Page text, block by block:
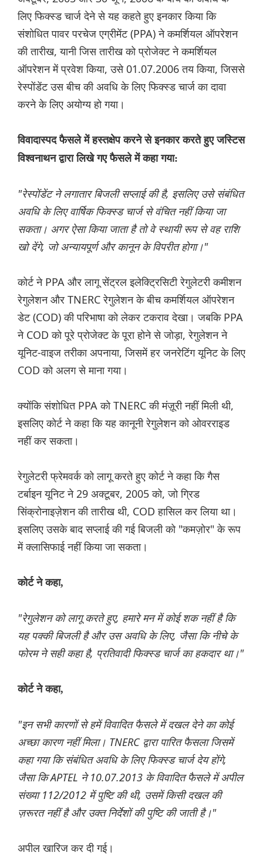
लिए फिक्स्ड चार्ज देने से यह कहते हुए इनकार किया कि
संशोधित पावर परचेज एग्रीमेंट (PPA) ने कमर्शियल ऑपरेशन
की तारीख, यानी जिस तारीख को प्रोजेक्ट ने कमर्शियल
ऑपरेशन में प्रवेश किया, उसे 01.07.2006 तय किया, जिससे
रेस्पोंडेंट उस बीच की अवधि के लिए फिक्स्ड चार्ज का दावा
करने के लिए अयोग्य हो गया।
विवादास्पद फैसले में हस्तक्षेप करने से इनकार करते हुए जस्टिस
विश्वनाथन द्वारा लिखे गए फैसले में कहा गया:
"रेस्पोंडेंट ने लगातार बिजली सप्लाई की है, इसलिए उसे संबंधित
अवधि के लिए वार्षिक फिक्स्ड चार्ज से वंचित नहीं किया जा
सकता। अगर ऐसा किया जाता है तो वे स्थायी रूप से वह राशि
खो देंगे, जो अन्यायपूर्ण और कानून के विपरीत होगा।"
कोर्ट ने PPA और लागू सेंट्रल इलेक्ट्रिसिटी रेगुलेटरी कमीशन
रेगुलेशन और TNERC रेगुलेशन के बीच कमर्शियल ऑपरेशन
डेट (COD) की परिभाषा को लेकर टकराव देखा। जबकि PPA
ने COD को पूरे प्रोजेक्ट के पूरा होने से जोड़ा, रेगुलेशन ने
यूनिट-वाइज तरीका अपनाया, जिसमें हर जनरेटिंग यूनिट के लिए
COD को अलग से माना गया।
क्योंकि संशोधित PPA को TNERC की मंज़ूरी नहीं मिली थी,
इसलिए कोर्ट ने कहा कि यह कानूनी रेगुलेशन को ओवरराइड
नहीं कर सकता।
रेगुलेटरी फ्रेमवर्क को लागू करते हुए कोर्ट ने कहा कि गैस
टर्बाइन यूनिट ने 29 अक्टूबर, 2005 को, जो ग्रिड
सिंक्रोनाइज़ेशन की तारीख थी, COD हासिल कर लिया था।
इसलिए उसके बाद सप्लाई की गई बिजली को "कमज़ोर" के रूप
में क्लासिफाई नहीं किया जा सकता।
कोर्ट ने कहा,
"रेगुलेशन को लागू करते हुए, हमारे मन में कोई शक नहीं है कि
यह पक्की बिजली है और उस अवधि के लिए, जैसा कि नीचे के
फोरम ने सही कहा है, प्रतिवादी फिक्स्ड चार्ज का हकदार था।"
कोर्ट ने कहा,
"इन सभी कारणों से हमें विवादित फैसले में दखल देने का कोई
अच्छा कारण नहीं मिला। TNERC द्वारा पारित फैसला जिसमें
कहा गया कि संबंधित अवधि के लिए फिक्स्ड चार्ज देय होंगे,
जैसा कि APTEL ने 10.07.2013 के विवादित फैसले में अपील
संख्या 112/2012 में पुष्टि की थी, उसमें किसी दखल की
ज़रूरत नहीं है और उक्त निर्देशों की पुष्टि की जाती है।"
अपील खारिज कर दी गई।